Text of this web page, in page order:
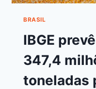
BRASIL
IBGE
347,4
toneladas